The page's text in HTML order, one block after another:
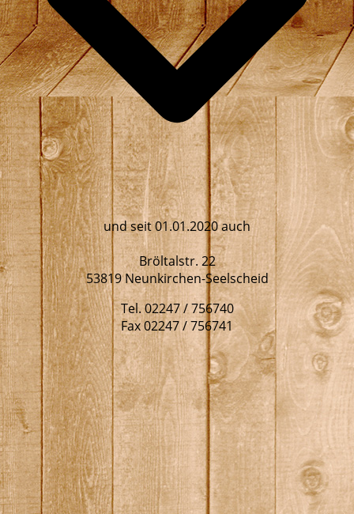
und seit 01.01.2020 auch
Bröltalstr. 22
53819 Neunkirchen-Seelscheid
Tel. 02247 / 756740
Fax 02247 / 756741